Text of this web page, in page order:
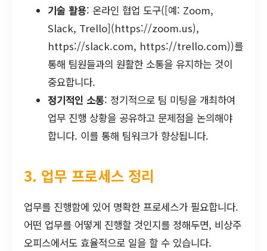
기술 활용: 온라인 협업 도구([예: Zoom,
Slack, Trello](https://zoom.us),
https://slack.com, https://trello.com))를
통해 팀원들과의 원활한 소통을 유지하는 것이
중요합니다.
정기적인 소통: 정기적으로 팀 미팅을 개최하여
업무 진행 상황을 공유하고 문제점을 논의해야
합니다. 이를 통해 팀워크가 향상됩니다.
3. 업무 프로세스 정리
업무를 진행함에 있어 명확한 프로세스가 필요합니다.
어떤 업무를 어떻게 진행할 것인지를 정해두면, 비상주
오피스에서도 효율적으로 일을 할 수 있습니다.